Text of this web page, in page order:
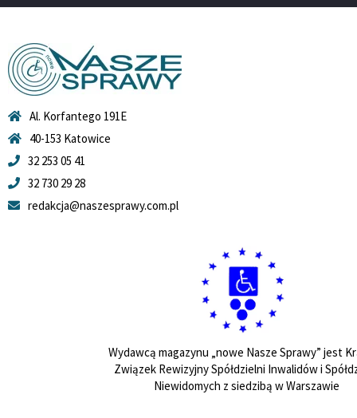
Al. Korfantego 191E
40-153 Katowice
32 253 05 41
32 730 29 28
redakcja@naszesprawy.com.pl
Wydawcą magazynu „nowe Nasze Sprawy” jest
Związek Rewizyjny Spółdzielni Inwalidów i
Niewidomych z siedzibą w Warszawie